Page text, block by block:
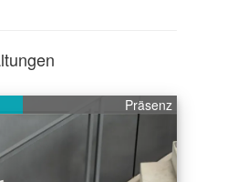
Präsenz